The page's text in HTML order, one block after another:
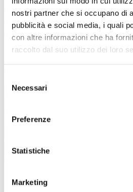
nostri partner che si occupano di
pubblicità e social media, i quali
con altre informazioni che ha
raccolto dal suo utilizzo dei loro
delNecessari
Preferenze
Statistiche
Marketing
incrocio suggestivo ha emozionato
un “check point” della storica Targa
eccellenze del movimento…Da un lato,
moderne e-bike. Dall’altro, il fascino